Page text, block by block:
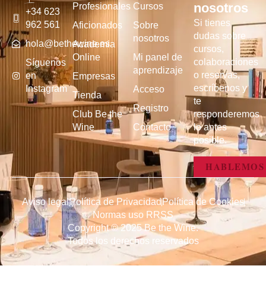
+34 623
962 561
hola@bethewine.es
Síguenos
en
Instagram
Profesionales
Aficionados
Academia
Online
Empresas
Tienda
Club Be the
Wine
Cursos
Sobre
nosotros
Mi panel de
aprendizaje
Acceso
Registro
Contacto
nosotros
Si tienes
dudas sobre
cursos,
colaboraciones
o reservas,
escríbenos y
te
responderemos
lo antes
posible.
HABLEMOS
Copyright © 2025 Be the Wine.
Todos los derechos reservados
Aviso legalPolítica de PrivacidadPolítica de Cookies
Normas uso RRSS